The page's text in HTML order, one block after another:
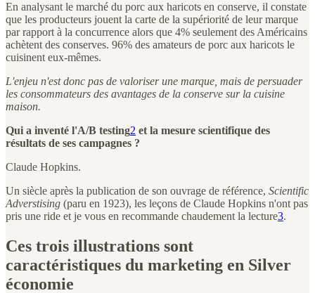
En analysant le marché du porc aux haricots en conserve, il constate
que les producteurs jouent la carte de la supériorité de leur marque
par rapport à la concurrence alors que 4% seulement des Américains
achètent des conserves. 96% des amateurs de porc aux haricots le
cuisinent eux-mêmes.
L'enjeu n'est donc pas de valoriser une marque, mais de persuader
les consommateurs des avantages de la conserve sur la cuisine
maison.
Qui a inventé l'A/B testing2 et la mesure scientifique des
résultats de ses campagnes ?
Claude Hopkins.
Un siècle après la publication de son ouvrage de référence, Scientific
Adverstising (paru en 1923), les leçons de Claude Hopkins n'ont pas
pris une ride et je vous en recommande chaudement la lecture3.
Ces trois illustrations sont
caractéristiques du marketing en Silver
économie